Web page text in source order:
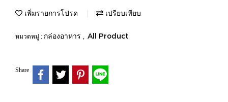
เพิ่มรายการโปรด เปรียบเทียบ
หมวดหมู่ : กล่องอาหาร , All Product
Share